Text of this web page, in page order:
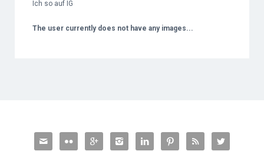
Ich so auf IG
The user currently does not have any images...
       